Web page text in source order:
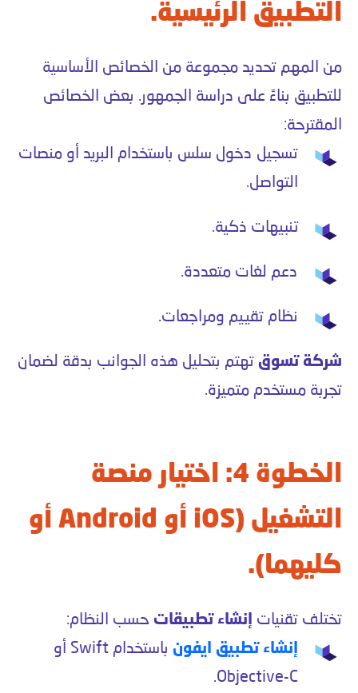
التطبيق الرئيسية.
من المهم تحديد مجموعة من الخصائص الأساسية
للتطبيق بناءً على دراسة الجمهور. بعض الخصائص
المقترحة:
تسجيل دخول سلس باستخدام البريد أو منصات
التواصل.
تنبيهات ذكية.
دعم لغات متعددة.
نظام تقييم ومراجعات.
شركة تسوق تهتم بتحليل هذه الجوانب بدقة لضمان
تجربة مستخدم متميزة.
الخطوة 4: اختيار منصة
التشغيل (iOS أو Android أو
كليهما).
تختلف تقنيات إنشاء تطبيقات حسب النظام:
نشاء تطبيق ايفون
باستخدام Swift أو
Objective-C.